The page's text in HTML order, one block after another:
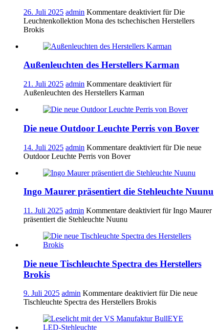
26. Juli 2025 admin Kommentare deaktiviert für Die
Leuchtenkollektion Mona des tschechischen Herstellers
Brokis
Außenleuchten des Herstellers Karman
21. Juli 2025 admin Kommentare deaktiviert für
Außenleuchten des Herstellers Karman
Die neue Outdoor Leuchte Perris von Bover
14. Juli 2025 admin Kommentare deaktiviert für Die neue
Outdoor Leuchte Perris von Bover
Ingo Maurer präsentiert die Stehleuchte Nuunu
11. Juli 2025 admin Kommentare deaktiviert für Ingo Maurer
präsentiert die Stehleuchte Nuunu
Die neue Tischleuchte Spectra des Herstellers
Brokis
9. Juli 2025 admin Kommentare deaktiviertfür Die neue
Tischleuchte Spectra des Herstellers Brokis